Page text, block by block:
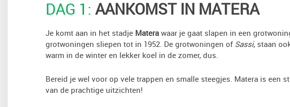
DAG 1: AANKOMST IN MATERA
Je komt aan in het stadje Matera waar je gaat slapen in een
grotwoningen sliepen tot in 1952. De grotwoningen of Sassi, staan
warm in de winter en lekker koel in de zomer, dus.
Bereid je wel voor op vele trappen en smalle steegjes. Matera is
van de prachtige uitzichten!